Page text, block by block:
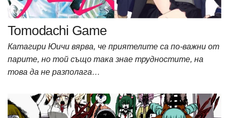
Tomodachi Game
Катагири Юичи вярва, че приятелите са по-важни от
парите, но той също така знае трудностите, на
това да не разполага…